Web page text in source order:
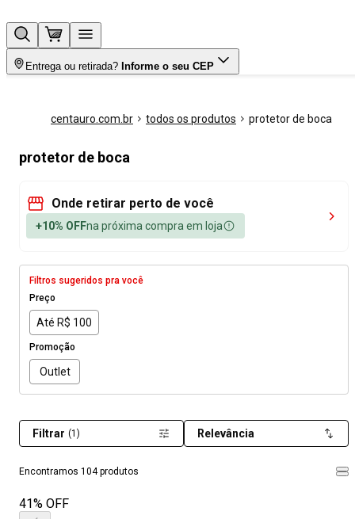
Entrega ou retirada? Informe o seu CEP
centauro.com.br todos os produtos protetor de boca
protetor de boca
Onde retirar perto de você
+10% OFFna próxima compra em loja
Filtros sugeridos pra você
Preço
Até R$ 100
Promoção
Outlet
Encontramos 104 produtos
Filtrar (1) Relevância
41% OFF